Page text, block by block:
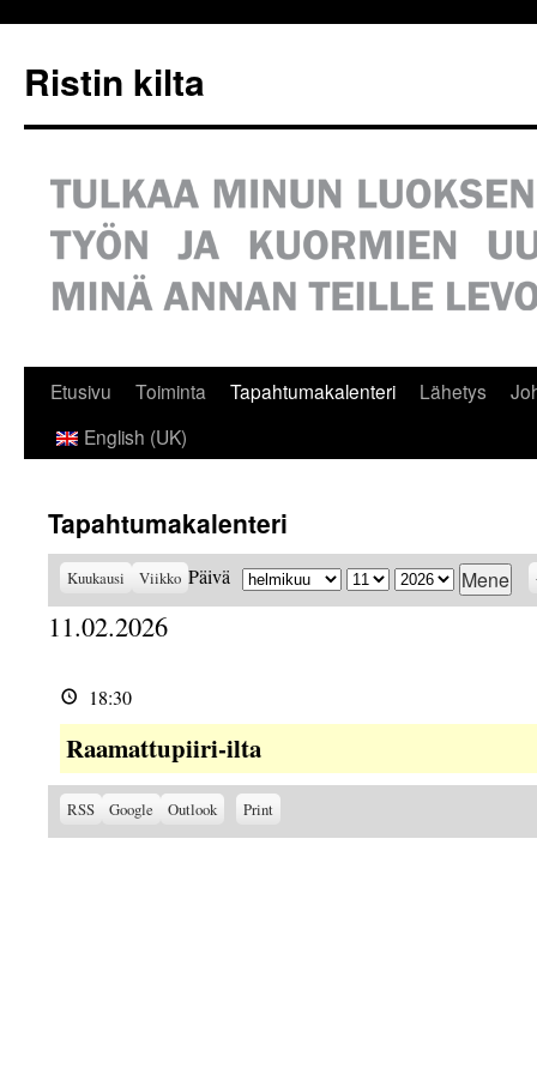
Ristin kilta
Etusivu Toiminta Tapahtumakalenteri Lähetys
English (UK)
Tapahtumakalenteri
Kuukausi Viikko Päivä Kuukausi PäiväVuosi
11.02.2026
ilta 18:30
Raamattupiiri-ilta
RSS
Subscribe
Google
Subscribe
Outlook Print